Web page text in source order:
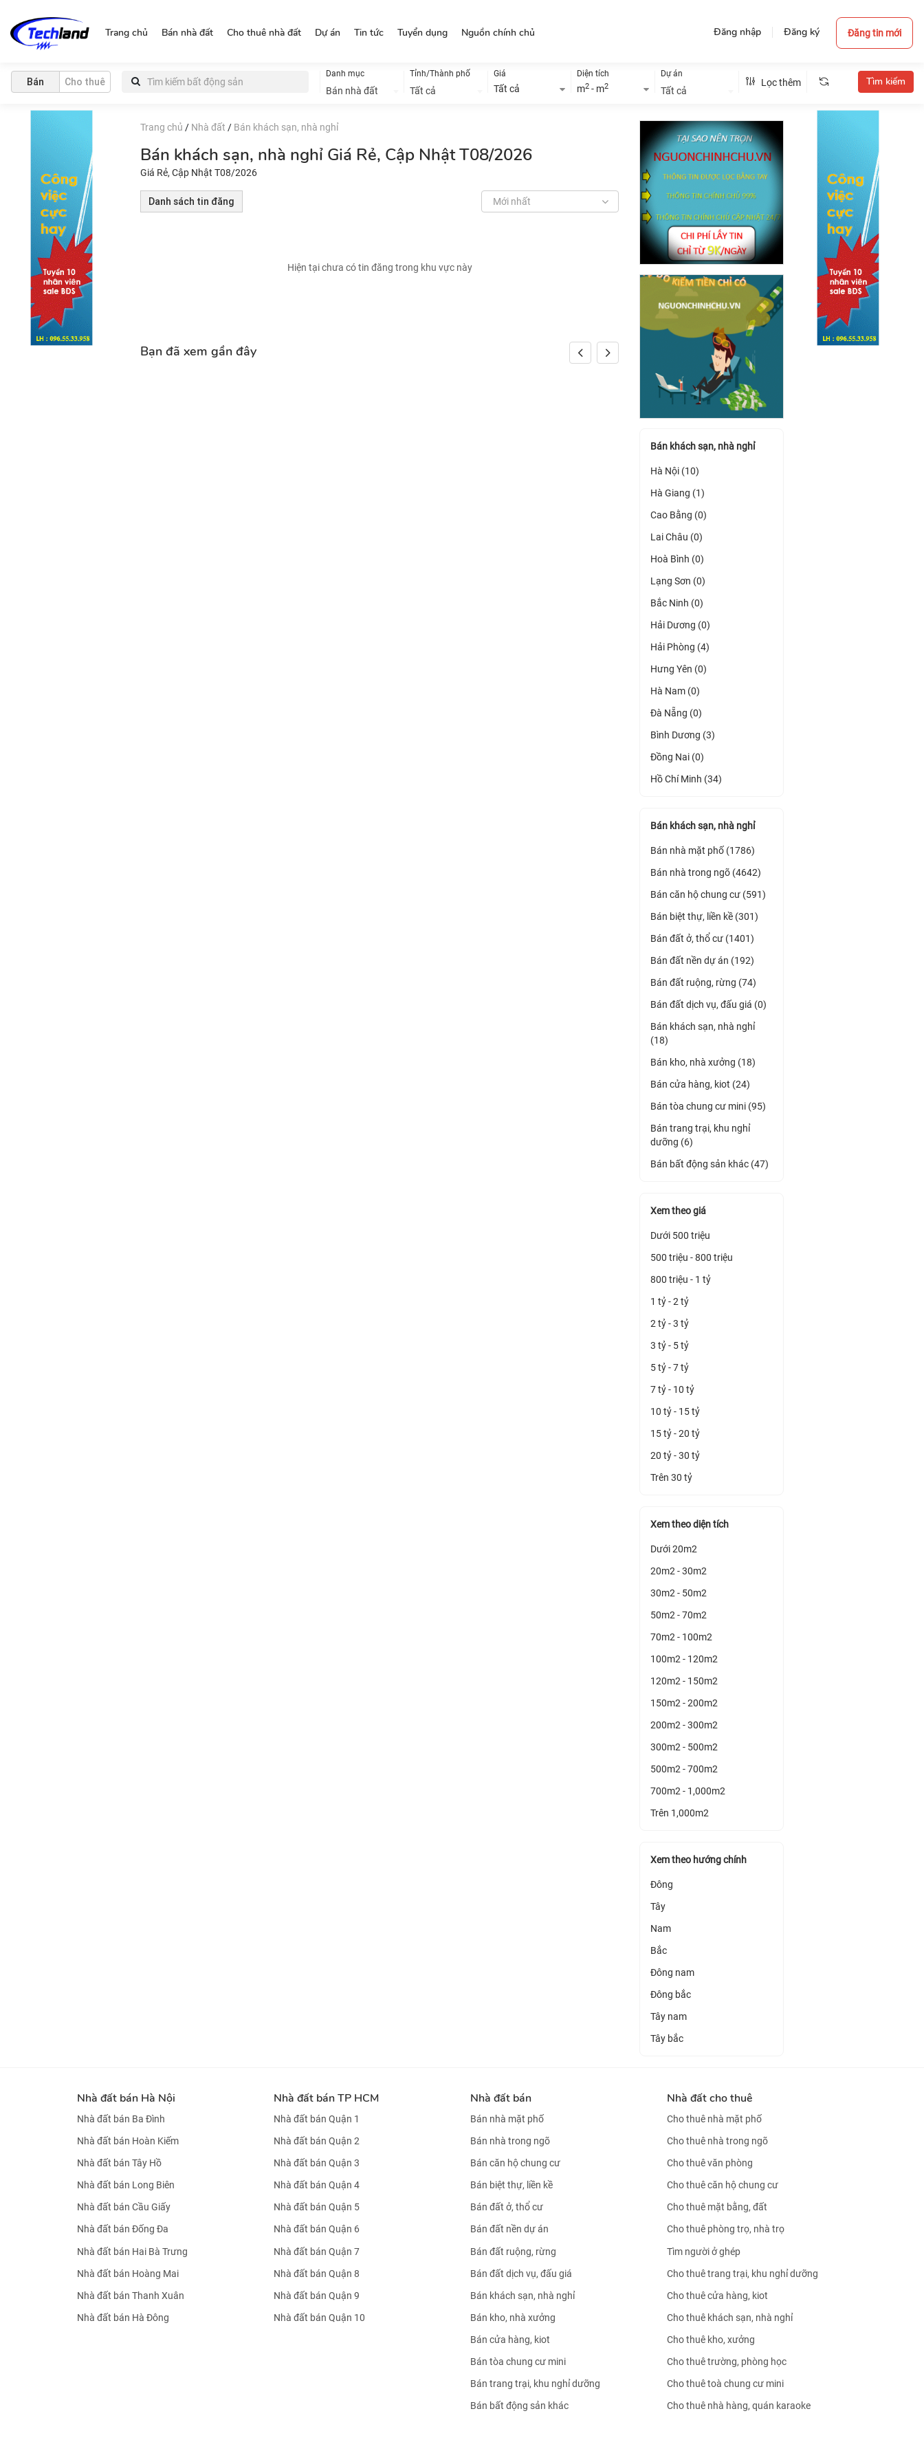
Đăng nhập Đăng ký Đăng tin mới
Trang chủ Bán nhà đất Cho thuê nhà đất Dự án Tin tức Tuyển dụng Nguồn chính chủ
Bán Cho thuê
Danh mục
Bán nhà đất
Tỉnh/Thành phố
Tất cả
Giá
Tất cả
Diện tích
m2 - m2
Dự án
Tất cả
Lọc thêm
Trang chủ / Nhà đất / Bán khách sạn, nhà nghỉ
Bán khách sạn, nhà nghỉ Giá Rẻ, Cập Nhật T08/2026
Giá Rẻ, Cập Nhật T08/2026
Danh sách tin đăng Mới nhất
Hiện tại chưa có tin đăng trong khu vực này
Bạn đã xem gần đây
Bán khách sạn, nhà nghỉ
Hà Nội (10)
Hà Giang (1)
Cao Bằng (0)
Lai Châu (0)
Hoà Bình (0)
Lạng Sơn (0)
Bắc Ninh (0)
Hải Dương (0)
Hải Phòng (4)
Hưng Yên (0)
Hà Nam (0)
Đà Nẵng (0)
Bình Dương (3)
Đồng Nai (0)
Hồ Chí Minh (34)
Bán khách sạn, nhà nghỉ
Bán nhà mặt phố (1786)
Bán nhà trong ngõ (4642)
Bán căn hộ chung cư (591)
Bán biệt thự, liền kề (301)
Bán đất ở, thổ cư (1401)
Bán đất nền dự án (192)
Bán đất ruộng, rừng (74)
Bán đất dịch vụ, đấu giá (0)
Bán khách sạn, nhà nghỉ
(18)
Bán kho, nhà xưởng (18)
Bán cửa hàng, kiot (24)
Bán tòa chung cư mini (95)
Bán trang trại, khu nghỉ
dưỡng (6)
Bán bất động sản khác (47)
Xem theo giá
Dưới 500 triệu
500 triệu - 800 triệu
800 triệu - 1 tỷ
1 tỷ - 2 tỷ
2 tỷ - 3 tỷ
3 tỷ - 5 tỷ
5 tỷ - 7 tỷ
7 tỷ - 10 tỷ
10 tỷ - 15 tỷ
15 tỷ - 20 tỷ
20 tỷ - 30 tỷ
Trên 30 tỷ
Xem theo diện tích
Dưới 20m2
20m2 - 30m2
30m2 - 50m2
50m2 - 70m2
70m2 - 100m2
100m2 - 120m2
120m2 - 150m2
150m2 - 200m2
200m2 - 300m2
300m2 - 500m2
500m2 - 700m2
700m2 - 1,000m2
Trên 1,000m2
Xem theo hướng chính
Đông
Tây
Nam
Bắc
Đông nam
Đông bắc
Tây nam
Tây bắc
Nhà đất bán Hà Nội
Nhà đất bán Ba Đình
Nhà đất bán Hoàn Kiếm
Nhà đất bán Tây Hồ
Nhà đất bán Long Biên
Nhà đất bán Cầu Giấy
Nhà đất bán Đống Đa
Nhà đất bán Hai Bà Trưng
Nhà đất bán Hoàng Mai
Nhà đất bán Thanh Xuân
Nhà đất bán Hà Đông
Nhà đất bán TP HCM
Nhà đất bán Quận 1
Nhà đất bán Quận 2
Nhà đất bán Quận 3
Nhà đất bán Quận 4
Nhà đất bán Quận 5
Nhà đất bán Quận 6
Nhà đất bán Quận 7
Nhà đất bán Quận 8
Nhà đất bán Quận 9
Nhà đất bán Quận 10
Nhà đất bán
Bán nhà mặt phố
Bán nhà trong ngõ
Bán căn hộ chung cư
Bán biệt thự, liền kề
Bán đất ở, thổ cư
Bán đất nền dự án
Bán đất ruộng, rừng
Bán đất dịch vụ, đấu giá
Bán khách sạn, nhà nghỉ
Bán kho, nhà xưởng
Bán cửa hàng, kiot
Bán tòa chung cư mini
Bán trang trại, khu nghỉ dưỡng
Bán bất động sản khác
Nhà đất cho thuê
Cho thuê nhà mặt phố
Cho thuê nhà trong ngõ
Cho thuê văn phòng
Cho thuê căn hộ chung cư
Cho thuê mặt bằng, đất
Cho thuê phòng trọ, nhà trọ
Tìm người ở ghép
Cho thuê trang trại, khu nghỉ dưỡng
Cho thuê cửa hàng, kiot
Cho thuê khách sạn, nhà nghỉ
Cho thuê kho, xưởng
Cho thuê trường, phòng học
Cho thuê toà chung cư mini
Cho thuê nhà hàng, quán karaoke